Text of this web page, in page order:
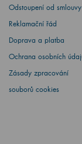
Odstoupení od smlouvy
Reklamační řád
Doprava a platba
Ochrana osobních
Zásady zpracování
souborů cookies